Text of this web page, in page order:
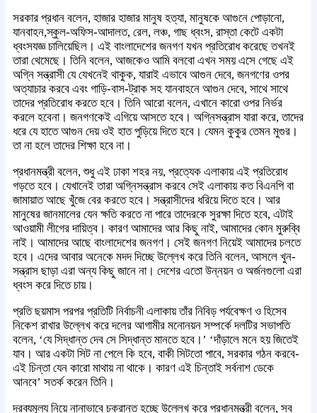
সরকার প্রধান বলেন, হাজার হাজার মানুষ হত্যা, মানুষকে আগুনে পোড়ানো,
যানবাহন,স্কুল-অফিস-আদালত, রেল, লঞ্চ, গাছ ধ্বংস, রাস্তা কেটে একটা
ধ্বংসযজ্ঞ চালিয়েছিল। এই বাংলাদেশের জনগণ যখন প্রতিরোধ করেছে তখনই
তারা থেমেছে। তিনি বলেন, আজকেও আমি বলবো এখন সময় এসে গেছে এই
অগ্নি সন্ত্রাসী যে যেখনেই থাকুক, যারাই এভাবে আগুন দেবে, জনগণের ওপর
অত্যাচার করবে এবং গাড়ি-বাস-ট্রাক সহ যানবাহনে আগুন দেবে, সাথে সাথে
তাদের প্রতিরোধ করতে হবে। তিনি আরো বলেন, এখানে কারো ওপর নির্ভর
করলে হবেনা। জনগণকেই এগিয়ে আসতে হবে। অগ্নিসন্ত্রাস যারা করে, তাদের
ধরে যে হাতে আগুন দেয় ওই হাত পুড়িয়ে দিতে হবে। যেমন কুকুর তেমন মুগুর।
তা না হলে তাদের শিক্ষা হবে না।
প্রধানমন্ত্রী বলেন, শুধু এই ঢাকা শহর নয়, প্রত্যেক এলাকায় এই প্রতিরোধ
গড়তে হবে। যেখানেই তারা অগ্নিসন্ত্রাস করবে সেই এলাকায় কত বিএনপি বা
জামায়াত আছে খুঁজে বের করতে হবে। সন্ত্রাসীদের ধরিয়ে দিতে হবে। আর
মানুষের জানমালের যেন ক্ষতি করতে না পারে তাদেরকে সুরক্ষা দিতে হবে, এটাই
আওয়ামী লীগের দায়িত্ব। কারণ আমাদের আর কিছু নাই, আমাদের কোন মুরুব্বি
নাই। আমাদের আছে বাংলাদেশের জনগণ। সেই জনগণ নিয়েই আমাদের চলতে
হবে। এদের আবার অনেকে মদদ দিচ্ছে উল্লেখ করে তিনি বলেন, আসলে খুন-
সন্ত্রাস ছাড়া এরা অন্য কিছু জানে না। দেশের এতো উন্নয়ন ও অর্জনগুলো এরা
ধ্বংস করে দিতে চায়।
প্রতি ছয়মাস পরপর প্রতিটি নির্বাচনী এলাকায় তাঁর নিবিড় পর্যবেক্ষণ ও হিসেব
নিকেশ রাখার উল্লেখ করে দলের আগামীর মনোনয়ন সম্পর্কে দলটির সভাপতি
বলেন, ‘যে সিদ্ধান্ত দেব সে সিদ্ধান্ত মানতে হবে।’ ‘দাঁড়ালে মনে হয় জিতেই
যাব। আর একটা সিট না পেলে কি হবে, বাকী সিটতো পাবে, সরকার গঠন করবে-
এই চিন্তা যেন কারো মাথায় না থাকে। কারণ এই চিন্তাই সর্বনাশ ডেকে
আনবে’ সতর্ক করেন তিনি।
দ্রব্যমূল্য নিয়ে নানাভাবে চক্রান্ত হচ্ছে উল্লেখ করে প্রধানমন্ত্রী বলেন, সব